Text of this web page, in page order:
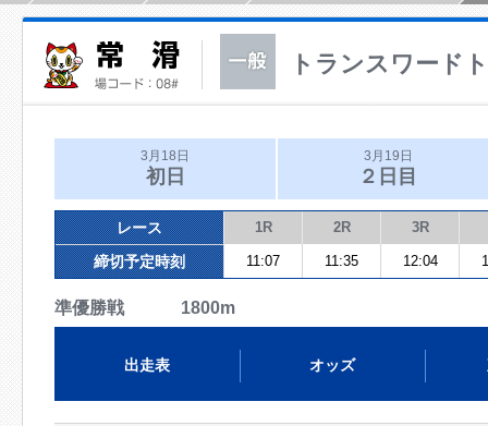
トランスワード
3月18日
初日
3月19日
２日目
レース 1R 2R 3R
締切予定時刻 11:07 11:35 12:04
準優勝戦 1800m
出走表 オッズ